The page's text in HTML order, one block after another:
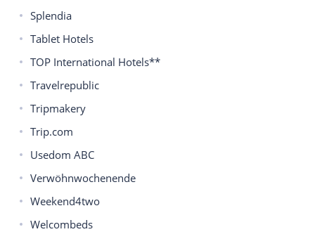
Splendia
Tablet Hotels
TOP International Hotels**
Travelrepublic
Tripmakery
Trip.com
Usedom ABC
Verwöhnwochenende
Weekend4two
Welcombeds